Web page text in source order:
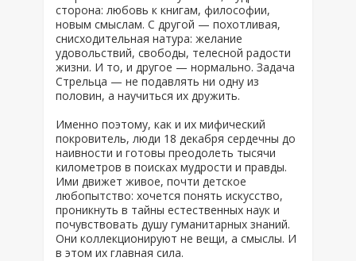
сторона: любовь к книгам, философии,
новым смыслам. С другой — похотливая,
снисходительная натура: желание
удовольствий, свободы, телесной радости
жизни. И то, и другое — нормально. Задача
Стрельца — не подавлять ни одну из
половин, а научиться их дружить.
Именно поэтому, как и их мифический
покровитель, люди 18 декабря сердечны до
наивности и готовы преодолеть тысячи
километров в поисках мудрости и правды.
Ими движет живое, почти детское
любопытство: хочется понять искусство,
проникнуть в тайны естественных наук и
почувствовать душу гуманитарных знаний.
Они коллекционируют не вещи, а смыслы. И
в этом их главная сила.